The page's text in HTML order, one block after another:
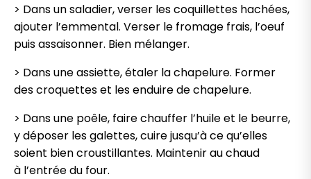
> Dans un saladier, verser les coquillettes hachées,
ajouter l’emmental. Verser le fromage frais, l’oeuf
puis assaisonner. Bien mélanger.
> Dans une assiette, étaler la chapelure. Former
des croquettes et les enduire de chapelure.
> Dans une poêle, faire chauffer l’huile et le beurre,
y déposer les galettes, cuire jusqu’à ce qu’elles
soient bien croustillantes. Maintenir au chaud
à l’entrée du four.